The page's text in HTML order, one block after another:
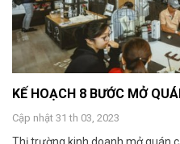
KẾ HOẠCH 8 BƯỚC MỞ
Cập nhật 31 th 03, 2023